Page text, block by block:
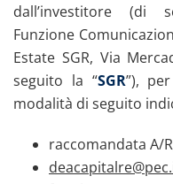
Paid-out returns
dall’investitore (di
Funzione
Estate SGR, Via
seguito la “SGR”),
modalità di seguito
raccomandata A/